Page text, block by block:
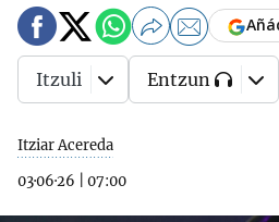
Itziar Acereda
03·06·26
07:00
Itzuli Entzun